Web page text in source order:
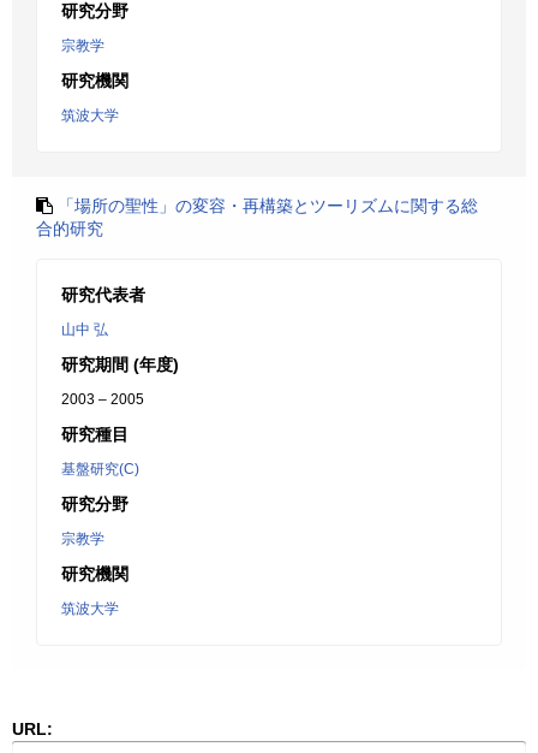
研究分野
宗教学
研究機関
筑波大学
「場所の聖性」の変容・再構築とツーリズムに関する総
合的研究
研究代表者
山中 弘
研究期間 (年度)
2003 – 2005
研究種目
基盤研究(C)
研究分野
宗教学
研究機関
筑波大学
URL: